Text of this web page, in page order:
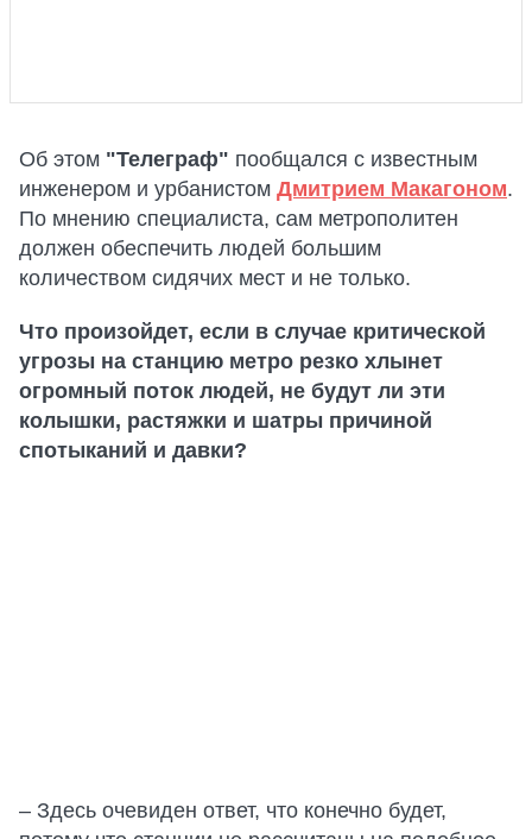
Об этом "Телеграф" пообщался с известным
инженером и урбанистом Дмитрием Макагоном.
По мнению специалиста, сам метрополитен
должен обеспечить людей большим
количеством сидячих мест и не только.
Что произойдет, если в случае критической
угрозы на станцию метро резко хлынет
огромный поток людей, не будут ли эти
колышки, растяжки и шатры причиной
спотыканий и давки?
– Здесь очевиден ответ, что конечно будет,